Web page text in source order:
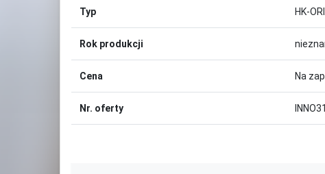
Typ HK-
Rok produkcji
Cena Na
Nr. oferty